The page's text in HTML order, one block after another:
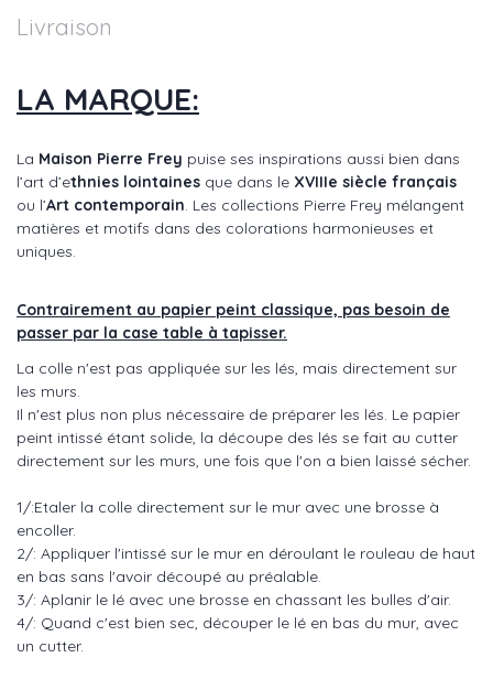
Livraison
LA MARQUE:
La Maison Pierre Frey puise ses inspirations aussi bien dans
l’art d’ethnies lointaines que dans le XVIIIe siècle français
ou l’Art contemporain. Les collections Pierre Frey mélangent
matières et motifs dans des colorations harmonieuses et
uniques.
Contrairement au papier peint classique, pas besoin de
passer par la case table à tapisser.
La colle n'est pas appliquée sur les lés, mais directement sur
les murs.
Il n'est plus non plus nécessaire de préparer les lés. Le papier
peint intissé étant solide, la découpe des lés se fait au cutter
directement sur les murs, une fois que l'on a bien laissé sécher.
1/:Etaler la colle directement sur le mur avec une brosse à
encoller.
2/: Appliquer l'intissé sur le mur en déroulant le rouleau de haut
en bas sans l'avoir découpé au préalable.
3/: Aplanir le lé avec une brosse en chassant les bulles d'air.
4/: Quand c'est bien sec, découper le lé en bas du mur, avec
un cutter.